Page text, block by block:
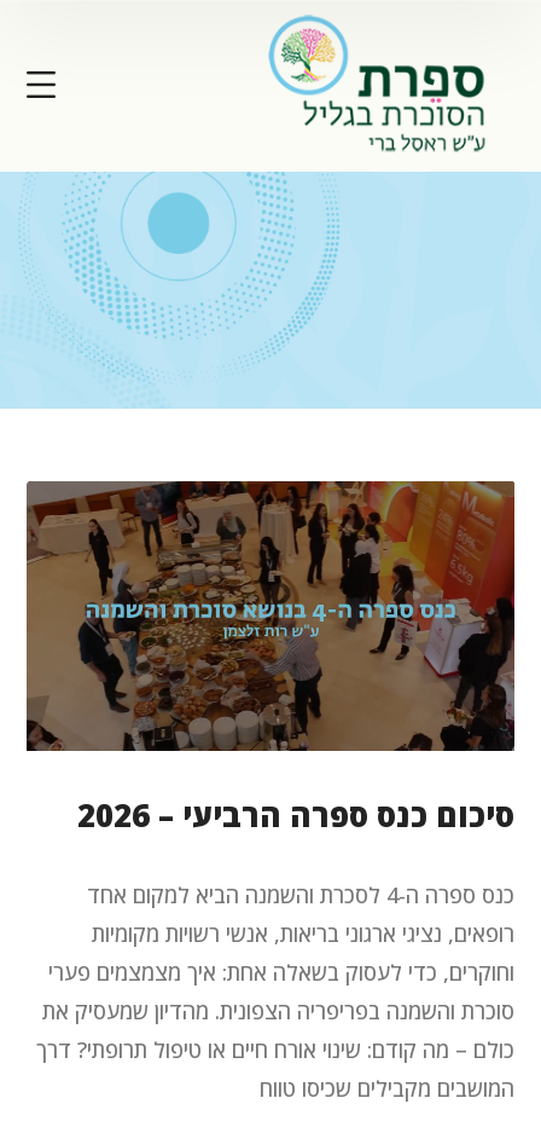
סיכום כנס ספרה הרביעי – 2026
כנס ספרה ה-4 לסכרת והשמנה הביא למקום אחד
רופאים, נציגי ארגוני בריאות, אנשי רשויות מקומיות
וחוקרים, כדי לעסוק בשאלה אחת: איך מצמצמים פערי
סוכרת והשמנה בפריפריה הצפונית. מהדיון שמעסיק את
כולם – מה קודם: שינוי אורח חיים או טיפול תרופתי? דרך
המושבים מקבילים שכיסו טווח